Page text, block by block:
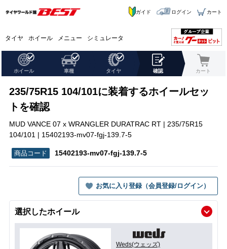
タイヤ ホイール メニュー シミュレータ
ガイド ログイン カート
ホイール 車種 タイヤ 確認 カート
235/75R15 104/101に装着するホイールセッ
トを確認
MUD VANCE 07 x WRANGLER DURATRAC RT | 235/75R15
104/101 | 15402193-mv07-fgj-139.7-5
15402193-mv07-fgj-139.7-5
お気に入り登録（会員登録/ログイン）
選択したホイール
Weds(ウェッズ)